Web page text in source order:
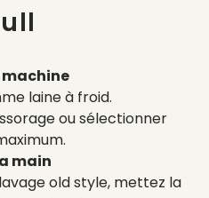
machine
laine à froid.
ou sélectionner
main
old style, mettez la